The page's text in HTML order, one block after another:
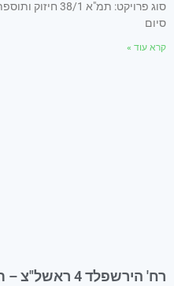
סיום
קרא עוד »
רח' הירשפלד 4 ראשל"צ – תמ"א 38/1